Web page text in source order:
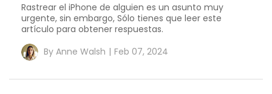
Rastrear el iPhone de alguien es un asunto muy
urgente, sin embargo, Sólo tienes que leer este
artículo para obtener respuestas.
By Anne Walsh | Feb 07, 2024